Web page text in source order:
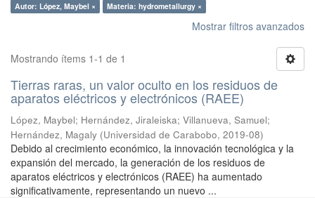
Autor: López, Maybel ×
Materia: hydrometallurgy ×
Mostrar filtros avanzados
Mostrando ítems 1-1 de 1
Tierras raras, un valor oculto en los residuos de
aparatos eléctricos y electrónicos (RAEE)
López, Maybel; Hernández, Jiraleiska; Villanueva, Samuel;
Hernández, Magaly (Universidad de Carabobo, 2019-08)
Debido al crecimiento económico, la innovación tecnológica y la
expansión del mercado, la generación de los residuos de
aparatos eléctricos y electrónicos (RAEE) ha aumentado
significativamente, representando un nuevo ...